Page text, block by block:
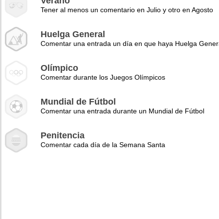
Tener al menos un comentario en Julio y otro en Agosto
Huelga General
Comentar una entrada un día en que haya Huelga
Olímpico
Comentar durante los Juegos Olímpicos
Mundial de Fútbol
Comentar una entrada durante un Mundial de Fútbol
Penitencia
Comentar cada día de la Semana Santa